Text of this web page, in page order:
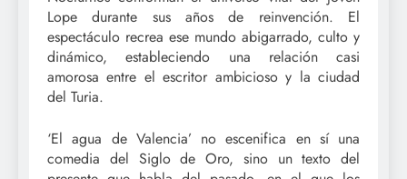
Lope durante sus años de reinvención. El
espectáculo recrea ese mundo abigarrado, culto y
dinámico, estableciendo una relación casi
amorosa entre el escritor ambicioso y la ciudad
del Turia.
‘El agua de Valencia’ no escenifica en sí una
comedia del Siglo de Oro, sino un texto del